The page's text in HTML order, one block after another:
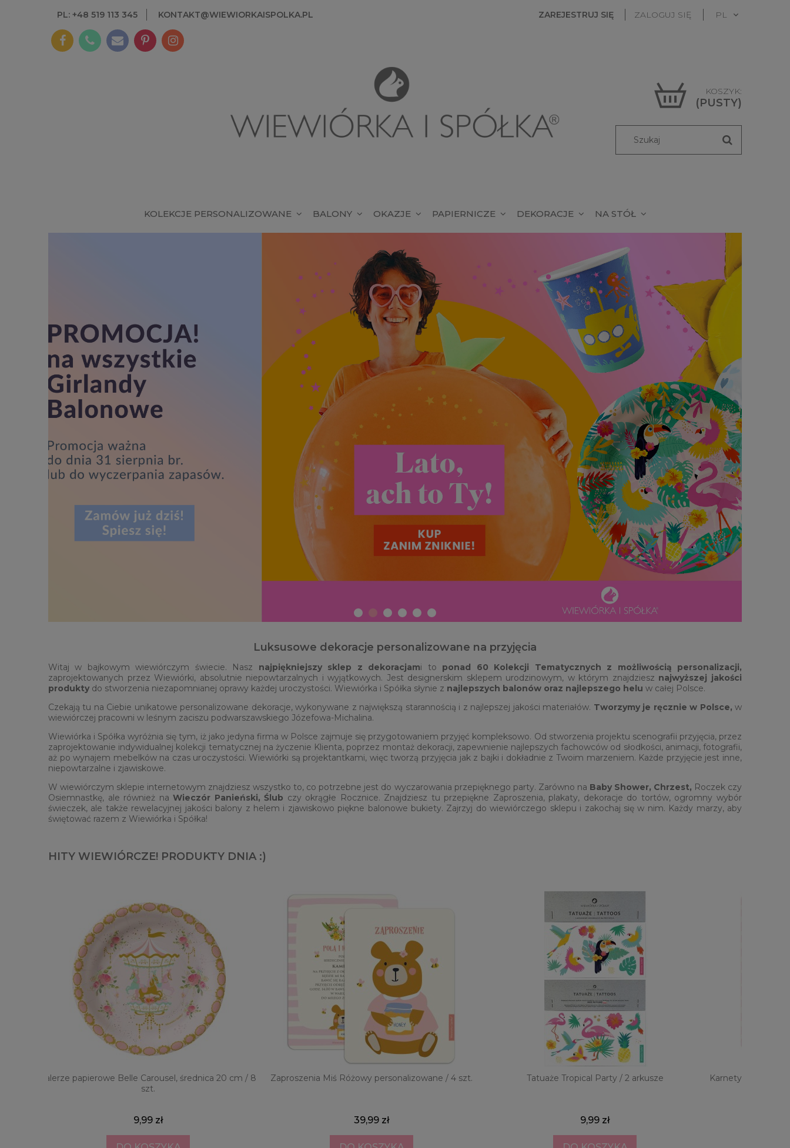
PL: +48 519 113 345 KONTAKT@WIEWIORKAISPOLKA.PL ZAREJESTRUJ SIĘ ZALOGUJ SIĘ
KOSZYK:
(PUSTY)
KOLEKCJE PERSONALIZOWANE BALONY OKAZJE PAPIERNICZE DEKORACJE NA STÓŁ
Luksusowe dekoracje personalizowane na przyjęcia
Witaj w bajkowym wiewiórczym świecie. Nasz najpiękniejszy sklep z dekoracjami to ponad 60 Kolekcji Tematycznych z możliwością personalizacji,
zaprojektowanych przez Wiewiórki, absolutnie niepowtarzalnych i wyjątkowych. Jest designerskim sklepem urodzinowym, w którym znajdziesz najwyższej jakości
produkty do stworzenia niezapomnianej oprawy każdej uroczystości. Wiewiórka i Spółka słynie z najlepszych balonów oraz najlepszego helu w całej Polsce.
Czekają tu na Ciebie unikatowe personalizowane dekoracje, wykonywane z największą starannością i z najlepszej jakości materiałów. Tworzymy je ręcznie w Polsce, w
wiewiórczej pracowni w leśnym zaciszu podwarszawskiego Józefowa-Michalina.
Wiewiórka i Spółka wyróżnia się tym, iż jako jedyna firma w Polsce zajmuje się przygotowaniem przyjęć kompleksowo. Od stworzenia projektu scenografii przyjęcia, przez
zaprojektowanie indywidualnej kolekcji tematycznej na życzenie Klienta, poprzez montaż dekoracji, zapewnienie najlepszych fachowców od słodkości, animacji, fotografii,
aż po wynajem mebelków na czas uroczystości. Wiewiórki są projektantkami, więc tworzą przyjęcia jak z bajki i dokładnie z Twoim marzeniem. Każde przyjęcie jest inne,
niepowtarzalne i zjawiskowe.
W wiewiórczym sklepie internetowym znajdziesz wszystko to, co potrzebne jest do wyczarowania przepięknego party. Zarówno na Baby Shower, Chrzest, Roczek czy
Osiemnastkę, ale również naWieczór Panieński, Ślub czy okrągłe Rocznice. Znajdziesz tu przepiękne Zaproszenia, plakaty, dekoracje do tortów, ogromny wybór
świeczek, ale także rewelacyjnej jakości balony z helem i zjawiskowo piękne balonowe bukiety. Zajrzyj do wiewiórczego sklepu i zakochaj się w nim. Każdy marzy, aby
świętować razem z Wiewiórka i Spółka!
HITY WIEWIÓRCZE! PRODUKTY DNIA :)
Talerze papierowe Belle Carousel, średnica 20 cm / 8
szt.
9,99 zł
Zaproszenia Miś Różowy personalizowane / 4 szt.
39,99 zł
Tatuaże Tropical Party / 2 arkusze
9,99 zł
Karnety na